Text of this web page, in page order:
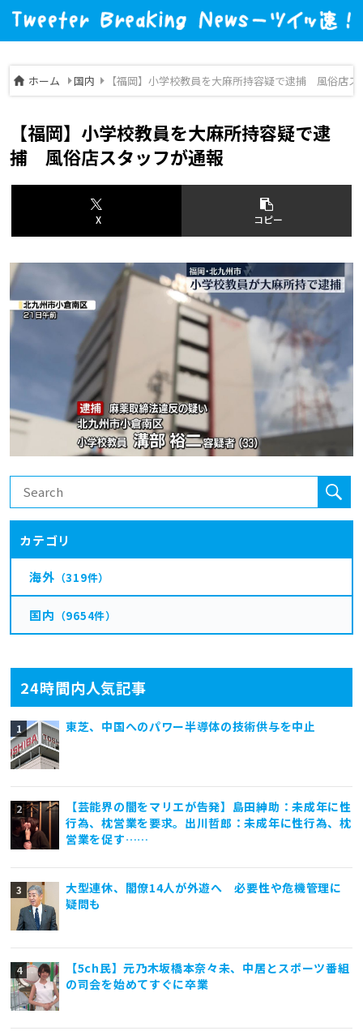
ホーム 国内 【福岡】小学校教員を大麻所持容疑で逮捕 風俗店ス
24時間内人気記事
東芝、中国へのパワー半導体の技術供与を中止
【芸能界の闇をマリエが告発】島田紳助：未成年に性
行為、枕営業を要求。出川哲郎：未成年に性行為、枕
営業を促す……
大型連休、閣僚14人が外遊へ 必要性や危機管理に
疑問も
【5ch民】元乃木坂橋本奈々未、中居とスポーツ番組
の司会を始めてすぐに卒業
【福岡】小学校教員を大麻所持容疑で逮
捕 風俗店スタッフが通報
X コピー
カテゴリ
海外 （319件）
国内 （9654件）